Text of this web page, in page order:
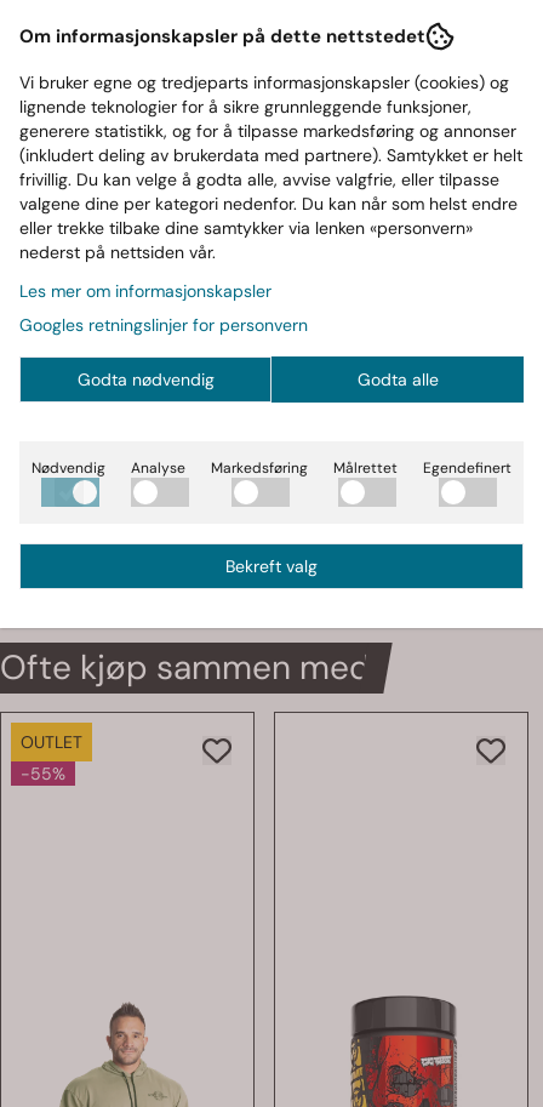
potensiale til å bli dine nye favoritt joggebukser. Nyt myk
bomullskvalitet, justerbar snøring i midjen, lommer med
glidelås, den karakteristiske syrevaskede looken og et
minimalistisk logotrykk på venstre hofte.
Egenskaper
Myk bomullskvalitet
Justerbar snøring i midjen
Lommer med glidelås
Minimalistisk logotrykk på venstre hofte
Passform: Vanlig
Produsent
Ofte kjøp sammen med
OUTLET
-55%
Om informasjonskapsler på dette nettstedet
Vi bruker egne og tredjeparts informasjonskapsler (cookies) og
lignende teknologier for å sikre grunnleggende funksjoner,
generere statistikk, og for å tilpasse markedsføring og annonser
(inkludert deling av brukerdata med partnere). Samtykket er helt
frivillig. Du kan velge å godta alle, avvise valgfrie, eller tilpasse
valgene dine per kategori nedenfor. Du kan når som helst endre
eller trekke tilbake dine samtykker via lenken «personvern»
nederst på nettsiden vår.
Les mer om informasjonskapsler
Googles retningslinjer for personvern
Godta nødvendig Godta alle
Nødvendig Analyse Markedsføring Målrettet Egendefinert
Bekreft valg